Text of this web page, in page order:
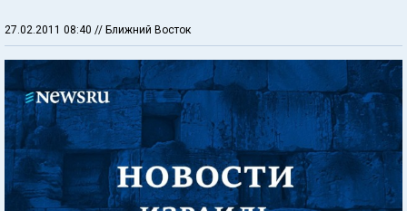
27.02.2011 08:40 // Ближний Восток